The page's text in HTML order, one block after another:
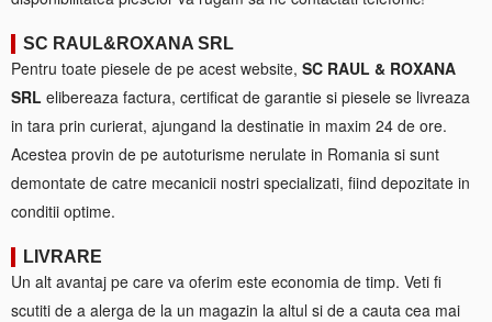
SC RAUL&ROXANA SRL
Pentru toate piesele de pe acest website, SC RAUL & ROXANA
SRL elibereaza factura, certificat de garantie si piesele se livreaza
in tara prin curierat, ajungand la destinatie in maxim 24 de ore.
Acestea provin de pe autoturisme nerulate in Romania si sunt
demontate de catre mecanicii nostri specializati, fiind depozitate in
conditii optime.
LIVRARE
Un alt avantaj pe care va oferim este economia de timp. Veti fi
scutiti de a alerga de la un magazin la altul si de a cauta cea mai